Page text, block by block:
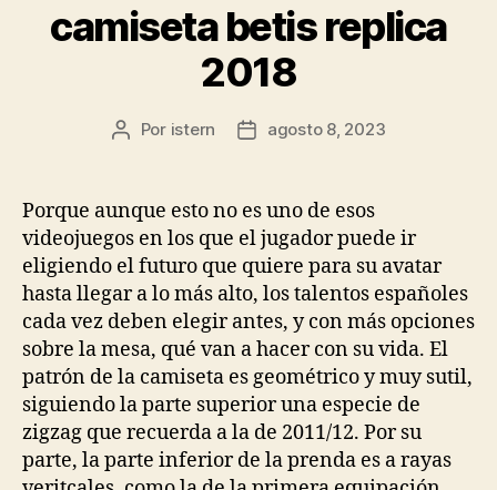
camiseta betis replica
2018
Autor
entrada
Por istern
Fecha
entrada
agosto 8, 2023
Porque aunque esto no es uno de esos
videojuegos en los que el jugador puede ir
eligiendo el futuro que quiere para su avatar
hasta llegar a lo más alto, los talentos españoles
cada vez deben elegir antes, y con más opciones
sobre la mesa, qué van a hacer con su vida. El
patrón de la camiseta es geométrico y muy sutil,
siguiendo la parte superior una especie de
zigzag que recuerda a la de 2011/12. Por su
parte, la parte inferior de la prenda es a rayas